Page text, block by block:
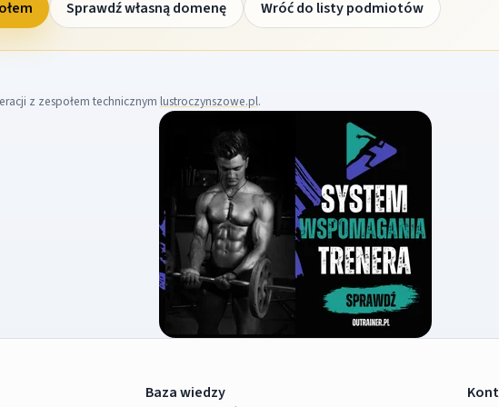
Sprawdź własną domenę Wróć do listy podmiotów
z zespołem technicznym lustroczynszowe.pl.
Baza wiedzy